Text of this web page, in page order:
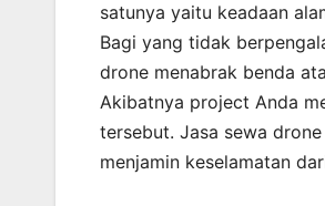
satunya yaitu keadaan
Bagi yang tidak
drone menabrak benda
Akibatnya project Anda
tersebut. Jasa sewa
menjamin keselamatan